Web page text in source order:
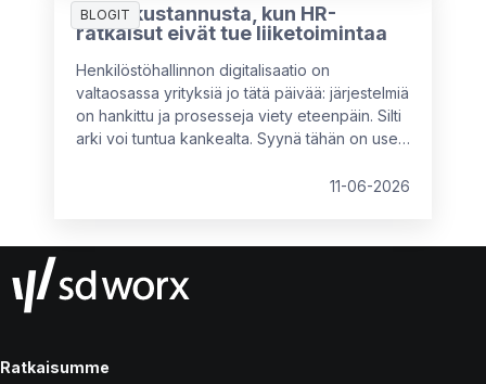
BLOGIT
7 piilokustannusta, kun HR-
ratkaisut eivät tue liiketoimintaa
Henkilöstöhallinnon digitalisaatio on
valtaosassa yrityksiä jo tätä päivää: järjestelmiä
on hankittu ja prosesseja viety eteenpäin. Silti
arki voi tuntua kankealta. Syynä tähän on usein
organisaation nykyistä kokoa, rakennetta tai
parannuksista tai vääränlaisista, osittain
toimivista ratkaisuista.
11-06-2026
Ratkaisumme